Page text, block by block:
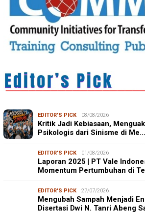
EDITOR'S PICK 08/08/2026
Kritik Jadi Kebiasaan,
Psikologis dari Sinisme di Me…
EDITOR'S PICK 01/08/2026
Laporan 2025 | PT Vale
Momentum Pertumbuhan di
EDITOR'S PICK 27/07/2026
Mengubah Sampah Menjadi
Disertasi Dwi N. Tanri Abeng